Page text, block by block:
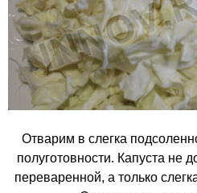
Отварим в слегка
полуготовности. Капуста не
переваренной, а только